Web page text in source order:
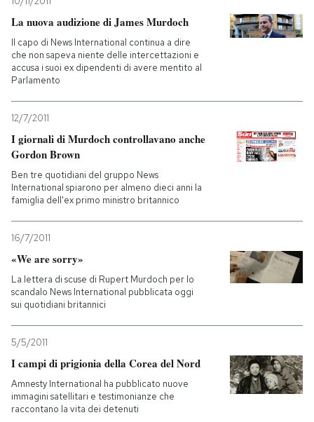
La nuova audizione di James Murdoch
Il capo di News International continua a dire
che non sapeva niente delle intercettazioni e
accusa i suoi ex dipendenti di avere mentito al
Parlamento
12/7/2011
I giornali di Murdoch controllavano anche
Gordon Brown
Ben tre quotidiani del gruppo News
International spiarono per almeno dieci anni la
famiglia dell'ex primo ministro britannico
16/7/2011
«We are sorry»
La lettera di scuse di Rupert Murdoch per lo
scandalo News International pubblicata oggi
sui quotidiani britannici
5/5/2011
I campi di prigionia della Corea del Nord
Amnesty International ha pubblicato nuove
immagini satellitari e testimonianze che
raccontano la vita dei detenuti